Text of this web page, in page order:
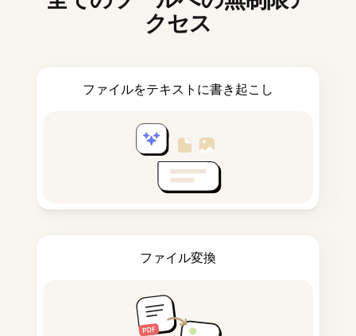
クセス
ファイルをテキストに書き起こし
ファイル変換